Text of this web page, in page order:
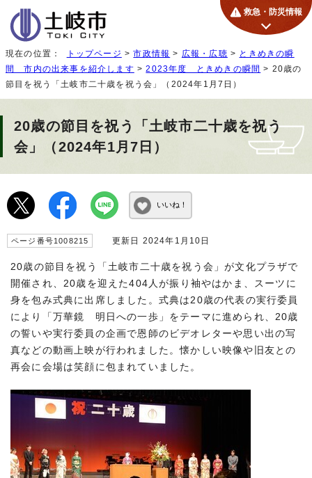
救急・防災情報
現在の位置： トップページ >市政情報 > 広報・広聴 > ときめきの瞬
間 市内の出来事を紹介します >2023年度 ときめきの瞬間 > 20歳の
節目を祝う「土岐市二十歳を祝う会」（2024年1月7日）
20歳の節目を祝う「土岐市二十歳を祝う
会」（2024年1月7日）
いいね！
ページ番号1008215 更新日 2024年1月10日
20歳の節目を祝う「土岐市二十歳を祝う会」が文化プラザで
開催され、20歳を迎えた404人が振り袖やはかま、スーツに
身を包み式典に出席しました。式典は20歳の代表の実行委員
により「万華鏡 明日への一歩」をテーマに進められ、20歳
の誓いや実行委員の企画で恩師のビデオレターや思い出の写
真などの動画上映が行われました。懐かしい映像や旧友との
再会に会場は笑顔に包まれていました。